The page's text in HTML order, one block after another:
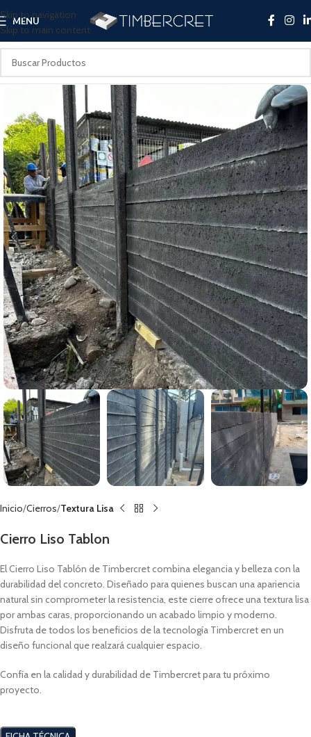
Skip to navigation
Skip to main content
MENU
Inicio Cierros Textura Lisa
Cierro Liso Tablon
El Cierro Liso Tablón de Timbercret combina elegancia y belleza con la
durabilidad del concreto. Diseñado para quienes buscan una apariencia
natural sin comprometer la resistencia, este cierre ofrece una textura lisa
por ambas caras, proporcionando un acabado limpio y moderno.
Disfruta de todos los beneficios de la tecnología Timbercret en un
diseño funcional que realzará cualquier espacio.
Confía en la calidad y durabilidad de Timbercret para tu próximo
proyecto.